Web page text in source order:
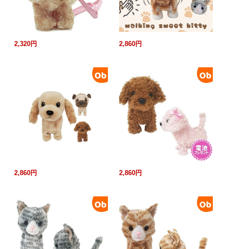
2,320円 2,860円
2,860円 2,860円